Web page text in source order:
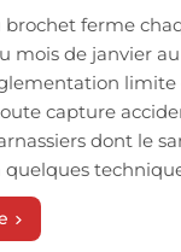
brochet ferme
mois de janvier
capture
dont le
quelques